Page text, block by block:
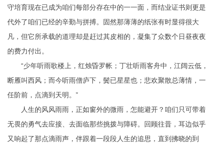
守培育现在已成为咱们每部分存在中的一一面，而结业证书则更是
代外了咱们已经的辛勤与拼搏。固然那薄薄的纸张有时显得很大
凡，但它所承载的道理却是赶过其皮相的，凝集了众数个日昼夜夜
的费力付出。
“少年听雨歌楼上，红烛昏罗帐；丁壮听雨客舟中，江阔云低，
断雁叫西风；而今听雨僧庐下，鬓已星星也；悲欢聚散总薄情，一
任阶前，点滴到天明。”
人生的风风雨雨，正如窗外的微雨，怎能避开？咱们只可带着
无畏的勇气去应接、去面临那些挑拨与障碍。回顾往昔，耳边似乎
又响起了那点滴雨声，伴跟着一段段人生的追思，直到拂晓的到